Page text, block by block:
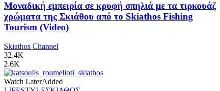
Μοναδική εμπειρία σε κρυφή σπηλιά με τα τιρκουάζ
χρώματα της Σκιάθου από το Skiathos Fishing
Tourism (Video)
Skiathos Channel
32.4K
2.6K
Watch LaterAdded